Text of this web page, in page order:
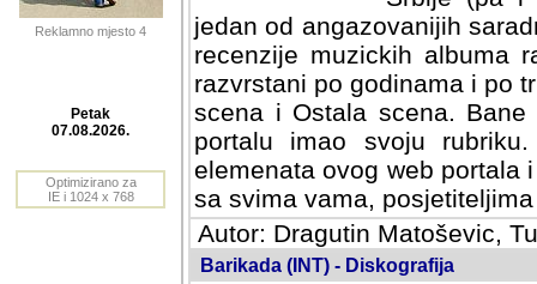
Reklamno mjesto 4
jedan od angazovanijih
recenzije muzickih albuma
razvrstani po godinama i po
scena i Ostala scena.
portalu imao svoju
elemenata ovog web portala
sa svima vama,
Autor: Dragutin Matoševic,
Barikada (INT) - Diskografija